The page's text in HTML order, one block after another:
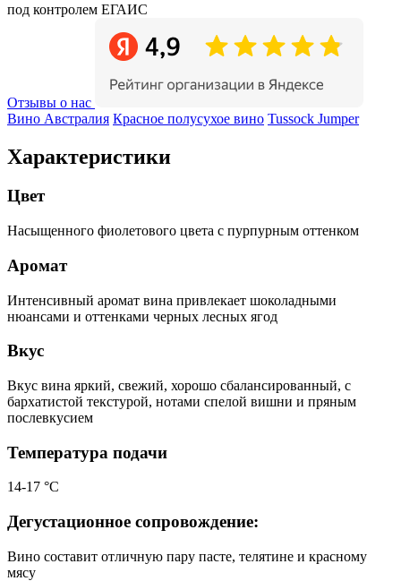
под контролем ЕГАИС
Отзывы о нас
Вино Австралия Красное полусухое вино Tussock Jumper
Характеристики
Цвет
Насыщенного фиолетового цвета с пурпурным оттенком
Аромат
Интенсивный аромат вина привлекает шоколадными
нюансами и оттенками черных лесных ягод
Вкус
Вкус вина яркий, свежий, хорошо сбалансированный, с
бархатистой текстурой, нотами спелой вишни и пряным
послевкусием
Температура подачи
14-17 °С
Дегустационное сопровождение:
Вино составит отличную пару пасте, телятине и красному
мясу